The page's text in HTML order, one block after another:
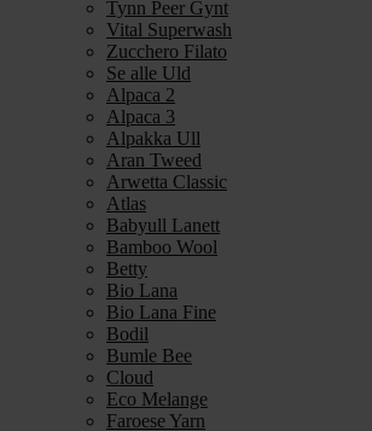
Tynn Peer Gynt
Vital Superwash
Zucchero Filato
Se alle Uld
Alpaca 2
Alpaca 3
Alpakka Ull
Aran Tweed
Arwetta Classic
Atlas
Babyull Lanett
Bamboo Wool
Betty
Bio Lana
Bio Lana Fine
Bodil
Bumle Bee
Cloud
Eco Melange
Faroese Yarn